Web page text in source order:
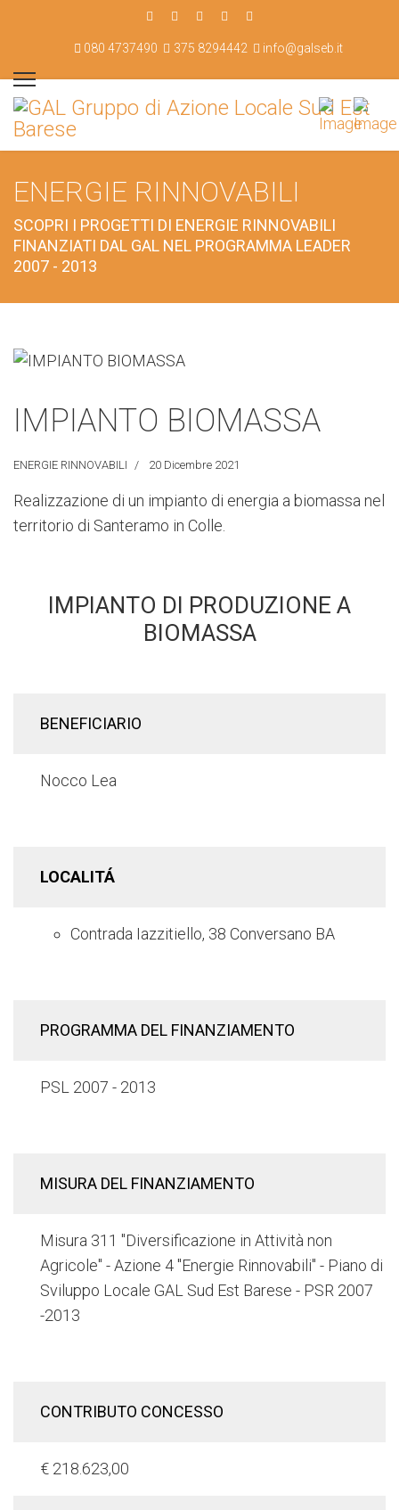
080 4737490 375 8294442 info@galseb.it
ENERGIE RINNOVABILI
SCOPRI I PROGETTI DI ENERGIE RINNOVABILI
FINANZIATI DAL GAL NEL PROGRAMMA LEADER
2007 - 2013
IMPIANTO BIOMASSA
ENERGIE RINNOVABILI 20 Dicembre 2021
Realizzazione di un impianto di energia a biomassa nel
territorio di Santeramo in Colle.
IMPIANTO DI PRODUZIONE A
BIOMASSA
BENEFICIARIO
Nocco Lea
LOCALITÁ
Contrada Iazzitiello, 38 Conversano BA
PROGRAMMA DEL FINANZIAMENTO
PSL 2007 - 2013
MISURA DEL FINANZIAMENTO
Misura 311 "Diversificazione in Attività non
Agricole" - Azione 4 "Energie Rinnovabili" - Piano di
Sviluppo Locale GAL Sud Est Barese - PSR 2007
-2013
CONTRIBUTO CONCESSO
€ 218.623,00